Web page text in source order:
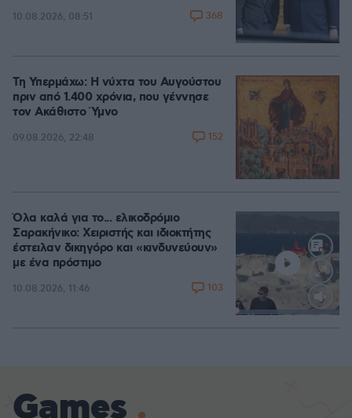
10.08.2026, 08:51 368
Τη Υπερμάχω: Η νύχτα του Αυγούστου
πριν από 1.400 χρόνια, που γέννησε
τον Ακάθιστο Ύμνο
09.08.2026, 22:48 152
Loaded
Όλα καλά για το... ελικοδρόμιο
Σαρακήνικο: Χειριστής και ιδιοκτήτης
έστειλαν δικηγόρο και «κινδυνεύουν»
με ένα πρόστιμο
10.08.2026, 11:46 103